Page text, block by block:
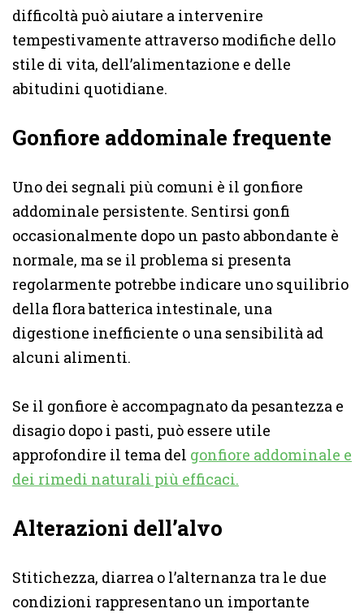
difficoltà può aiutare a intervenire
tempestivamente attraverso modifiche dello
stile di vita, dell’alimentazione e delle
abitudini quotidiane.
Gonfiore addominale frequente
Uno dei segnali più comuni è il gonfiore
addominale persistente. Sentirsi gonfi
occasionalmente dopo un pasto abbondante è
normale, ma se il problema si presenta
regolarmente potrebbe indicare uno squilibrio
della flora batterica intestinale, una
digestione inefficiente o una sensibilità ad
alcuni alimenti.
Se il gonfiore è accompagnato da pesantezza e
disagio dopo i pasti, può essere utile
approfondire il tema del gonfiore addominale e
dei rimedi naturali più efficaci.
Alterazioni dell’alvo
Stitichezza, diarrea o l’alternanza tra le due
condizioni rappresentano un importante